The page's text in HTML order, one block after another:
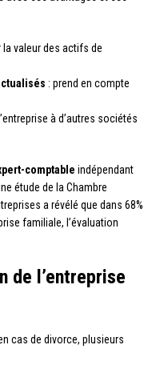
la valeur des actifs de
: prend en compte
à d’autres sociétés
comptable indépendant
étude de la Chambre
a révélé que dans 68%
familiale, l’évaluation
de l’entreprise
cas de divorce, plusieurs